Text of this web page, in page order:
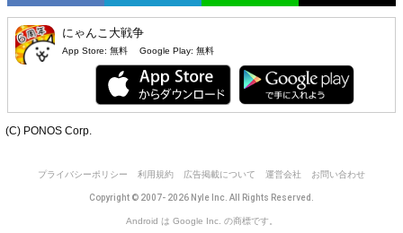
にゃんこ大戦争
App Store: 無料 Google Play: 無料
(C) PONOS Corp.
プライバシーポリシー 利用規約 広告掲載について 運営会社 お問い合わせ
Copyright © 2007- 2026 Nyle Inc. All Rights Reserved.
Android は Google Inc. の商標です。